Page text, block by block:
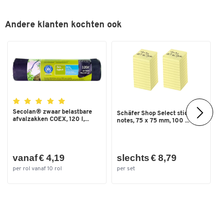
Kleur
Inw. breedte (mm)
Inw. hoogte (mm) 285
Nuttige hoogte in stapel (mm) 285
Uitw. breedte (mm) 312
Andere klanten kochten ook
Secolan® zwaar belastbare
afvalzakken COEX, 120 l,...
vanaf € 4,19
per rol vanaf 10 rol
Schäfer Shop Select sticky
notes, 75 x 75 mm, 100 ...
slechts € 8,79
per set